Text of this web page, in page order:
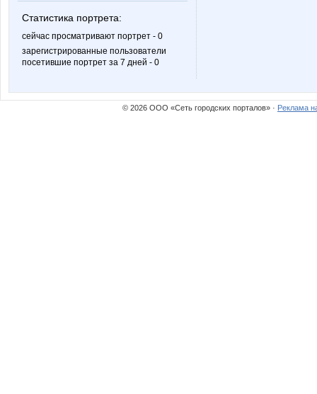
Статистика портрета:
сейчас просматривают портрет - 0
зарегистрированные пользователи
посетившие портрет за 7 дней - 0
© 2026 ООО «Сеть городских порталов» · Реклама